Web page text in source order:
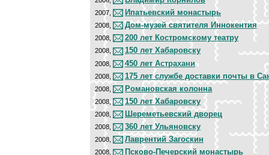
2007, Ипатьевский монастырь
2008, Дом-музей святителя Иннокентия
2008, 200 лет Костромскому театру
2008, 150 лет Хабаровску
2008, 450 лет Астрахани
2008, 175 лет службе доставки почты в
2008, Романовская колонна
2008, 150 лет Хабаровску
2008, Шереметьевский дворец
2008, 360 лет Ульяновску
2008, Лаврентий Загоскин
2008, Псково-Печерский монастырь